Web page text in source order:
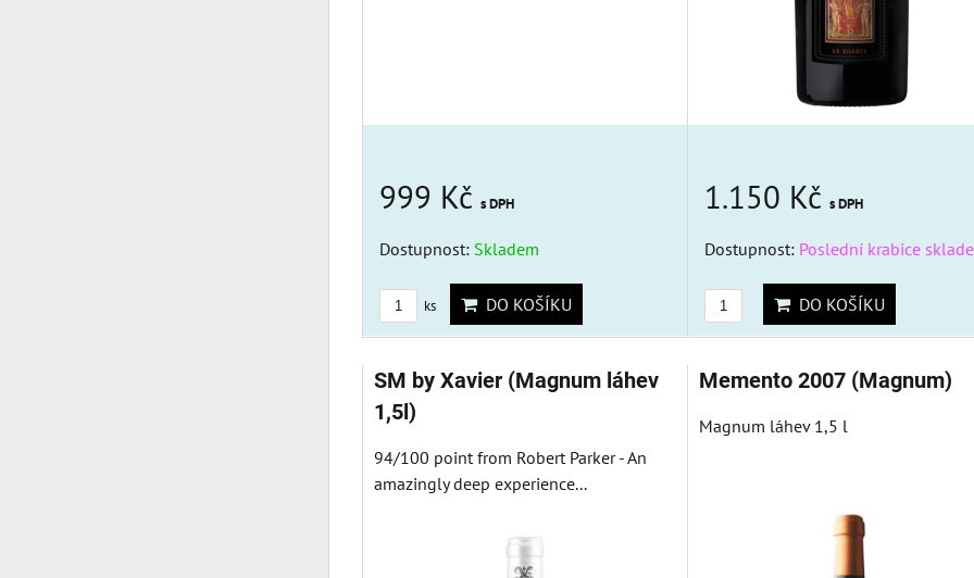
999 Kč s DPH
Dostupnost: Skladem
ks DO KOŠÍKU
1.150 Kč s DPH
Dostupnost: Poslední krabice
DO KOŠÍKU
SM by Xavier (Magnum láhev
1,5l)
94/100 point from Robert Parker - An
amazingly deep experience...
Memento 2007 (Magnum)
Magnum láhev 1,5 l